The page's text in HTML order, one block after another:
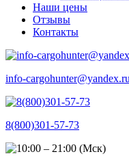
Наши цены
Отзывы
Контакты
info-cargohunter@yandex.ru
8(800)301-57-73